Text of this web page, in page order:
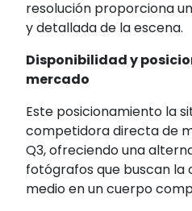
resolución proporciona
y detallada de la escena.
Disponibilidad y
mercado
Este posicionamiento la
competidora directa de
Q3, ofreciendo una
fotógrafos que buscan
medio en un cuerpo